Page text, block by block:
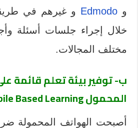
وEdmodo و غيرهم في
خلال إجراء جلسات أسئلة
مختلف المجالات.
ب- توفير بيئة تعلم قائمة
المحمول MBL Mobile Based Learning
أصبحت الهواتف المحمولة